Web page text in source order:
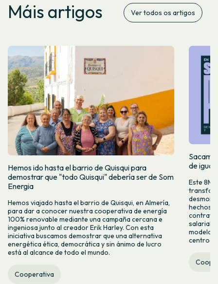
Máis artigos Ver todos os artigos
Hemos ido hasta el barrio de Quisqui para
demostrar que "todo Quisqui" debería ser de Som
Energia
Hemos viajado hasta el barrio de Quisqui, en Almería,
para dar a conocer nuestra cooperativa de energía
100% renovable mediante una campaña cercana e
ingeniosa junto al creador Erik Harley. Con esta
iniciativa buscamos demostrar que una alternativa
energética ética, democrática y sin ánimo de lucro
está al alcance de todo el mundo.
Cooperativa
de
Este 8M,
hechos y
salarial y
modelo
centro